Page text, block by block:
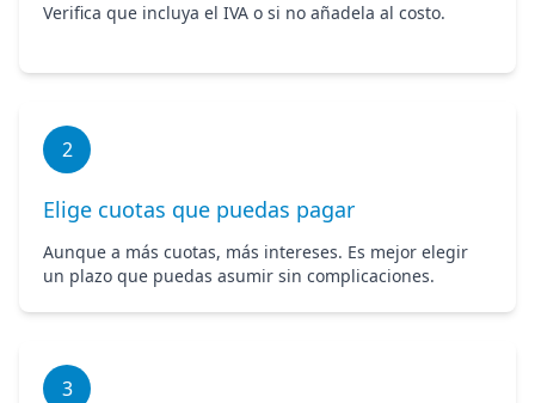
Verifica que incluya el IVA o si no añadela al costo.
2
Elige cuotas que puedas pagar
Aunque a más cuotas, más intereses. Es mejor elegir
un plazo que puedas asumir sin complicaciones.
3